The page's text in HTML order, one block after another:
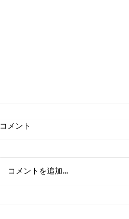
かけっこクラブ＠寝屋川
コメント
コメントを追加…